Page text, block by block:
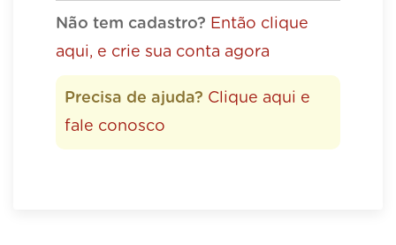
Não tem cadastro? Então clique
aqui, e crie sua conta agora
Precisa de ajuda? Clique aqui e
fale conosco